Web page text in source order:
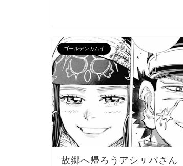
ゴールデンカムイ
故郷へ帰ろうアシㇼパさん